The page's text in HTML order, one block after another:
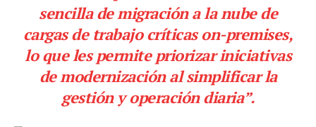
sencilla de migración a la nube de
cargas de trabajo críticas on-premises,
lo que les permite priorizar iniciativas
de modernización al simplificar la
gestión y operación diaria”.